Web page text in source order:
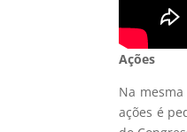
Ações
Na
ações é